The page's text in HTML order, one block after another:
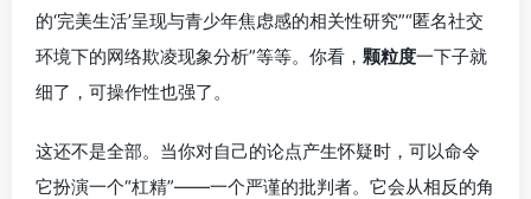
的‘完美生活’呈现与青少年焦虑感的相关性研究”“匿名社交
环境下的网络欺凌现象分析”等等。你看， 颗粒度一下子就
细了，可操作性也强了。
这还不是全部。当你对自己的论点产生怀疑时，可以命令
它扮演一个“杠精”——一个严谨的批判者。它会从相反的角